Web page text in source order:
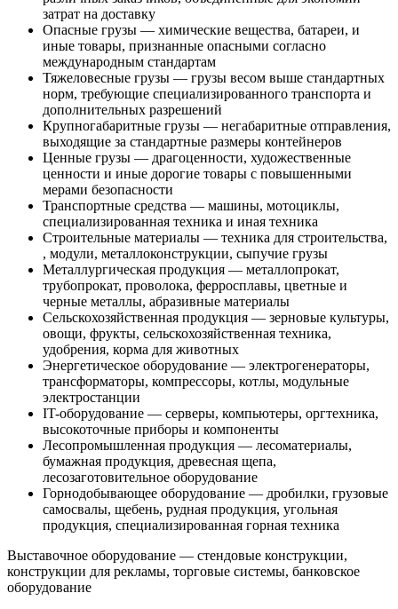
затрат на доставку
Опасные грузы — химические вещества, батареи, и
иные товары, признанные опасными согласно
международным стандартам
Тяжеловесные грузы — грузы весом выше стандартных
норм, требующие специализированного транспорта и
дополнительных разрешений
Крупногабаритные грузы — негабаритные отправления,
выходящие за стандартные размеры контейнеров
Ценные грузы — драгоценности, художественные
ценности и иные дорогие товары с повышенными
мерами безопасности
Транспортные средства — машины, мотоциклы,
специализированная техника и иная техника
Строительные материалы — техника для строительства,
, модули, металлоконструкции, сыпучие грузы
Металлургическая продукция — металлопрокат,
трубопрокат, проволока, ферросплавы, цветные и
черные металлы, абразивные материалы
Сельскохозяйственная продукция — зерновые культуры,
овощи, фрукты, сельскохозяйственная техника,
удобрения, корма для животных
Энергетическое оборудование — электрогенераторы,
трансформаторы, компрессоры, котлы, модульные
электростанции
IT-оборудование — серверы, компьютеры, оргтехника,
высокоточные приборы и компоненты
Лесопромышленная продукция — лесоматериалы,
бумажная продукция, древесная щепа,
лесозаготовительное оборудование
Горнодобывающее оборудование — дробилки, грузовые
самосвалы, щебень, рудная продукция, угольная
продукция, специализированная горная техника
Выставочное оборудование — стендовые конструкции,
конструкции для рекламы, торговые системы, банковское
оборудование